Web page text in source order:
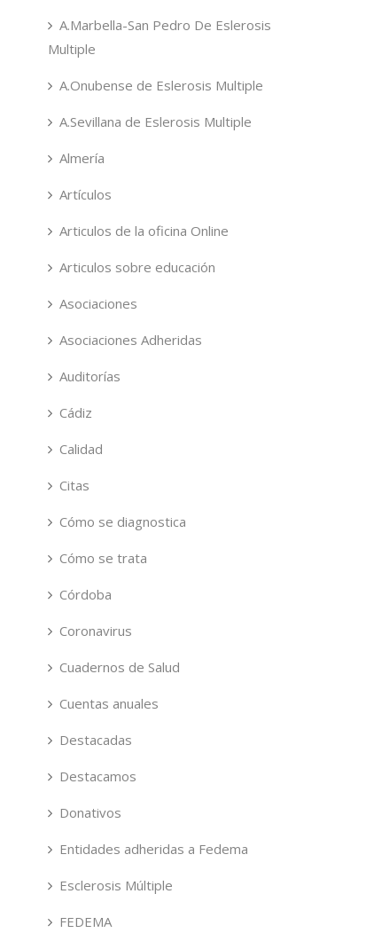
A.Marbella-San Pedro De Eslerosis
Multiple
A.Onubense de Eslerosis Multiple
A.Sevillana de Eslerosis Multiple
Almería
Artículos
Articulos de la oficina Online
Articulos sobre educación
Asociaciones
Asociaciones Adheridas
Auditorías
Cádiz
Calidad
Citas
Cómo se diagnostica
Cómo se trata
Córdoba
Coronavirus
Cuadernos de Salud
Cuentas anuales
Destacadas
Destacamos
Donativos
Entidades adheridas a Fedema
Esclerosis Múltiple
FEDEMA